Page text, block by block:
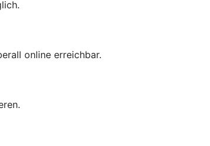
online erreichbar.